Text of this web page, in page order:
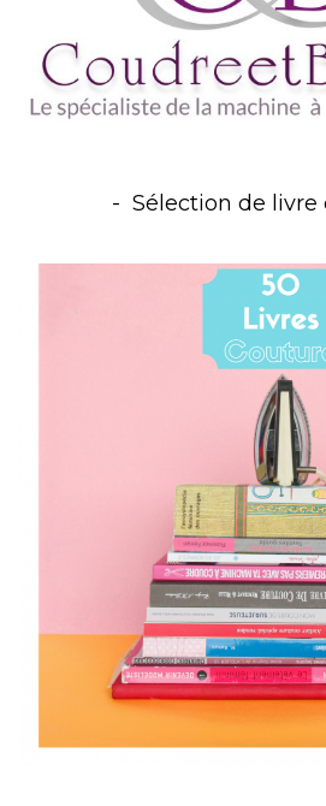
Sélection de livre